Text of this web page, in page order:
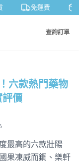
免運費
查詢訂單
六款熱門藥物
評價
最高的六款壯陽
果凍威而鋼、樂軒